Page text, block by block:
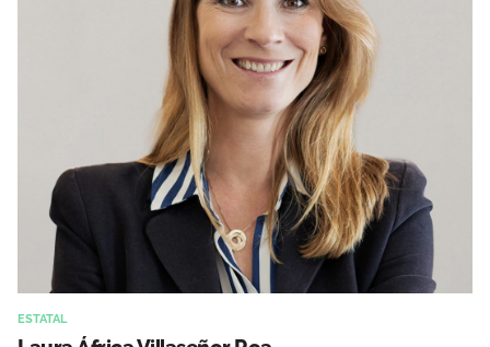
ESTATAL